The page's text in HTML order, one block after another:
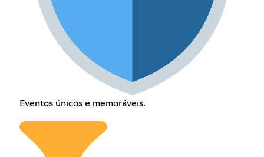
Eventos únicos e memoráveis.